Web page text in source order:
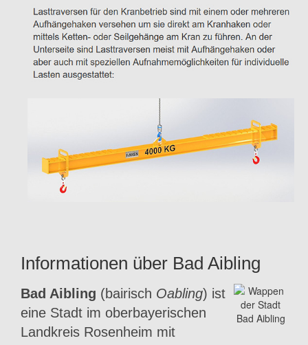
Informationen über Bad Aibling
Bad Aibling (bairisch Oabling) ist
eine Stadt im oberbayerischen
Landkreis Rosenheim mit